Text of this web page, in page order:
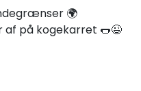
🌍
af på kogekarret 🌭😉